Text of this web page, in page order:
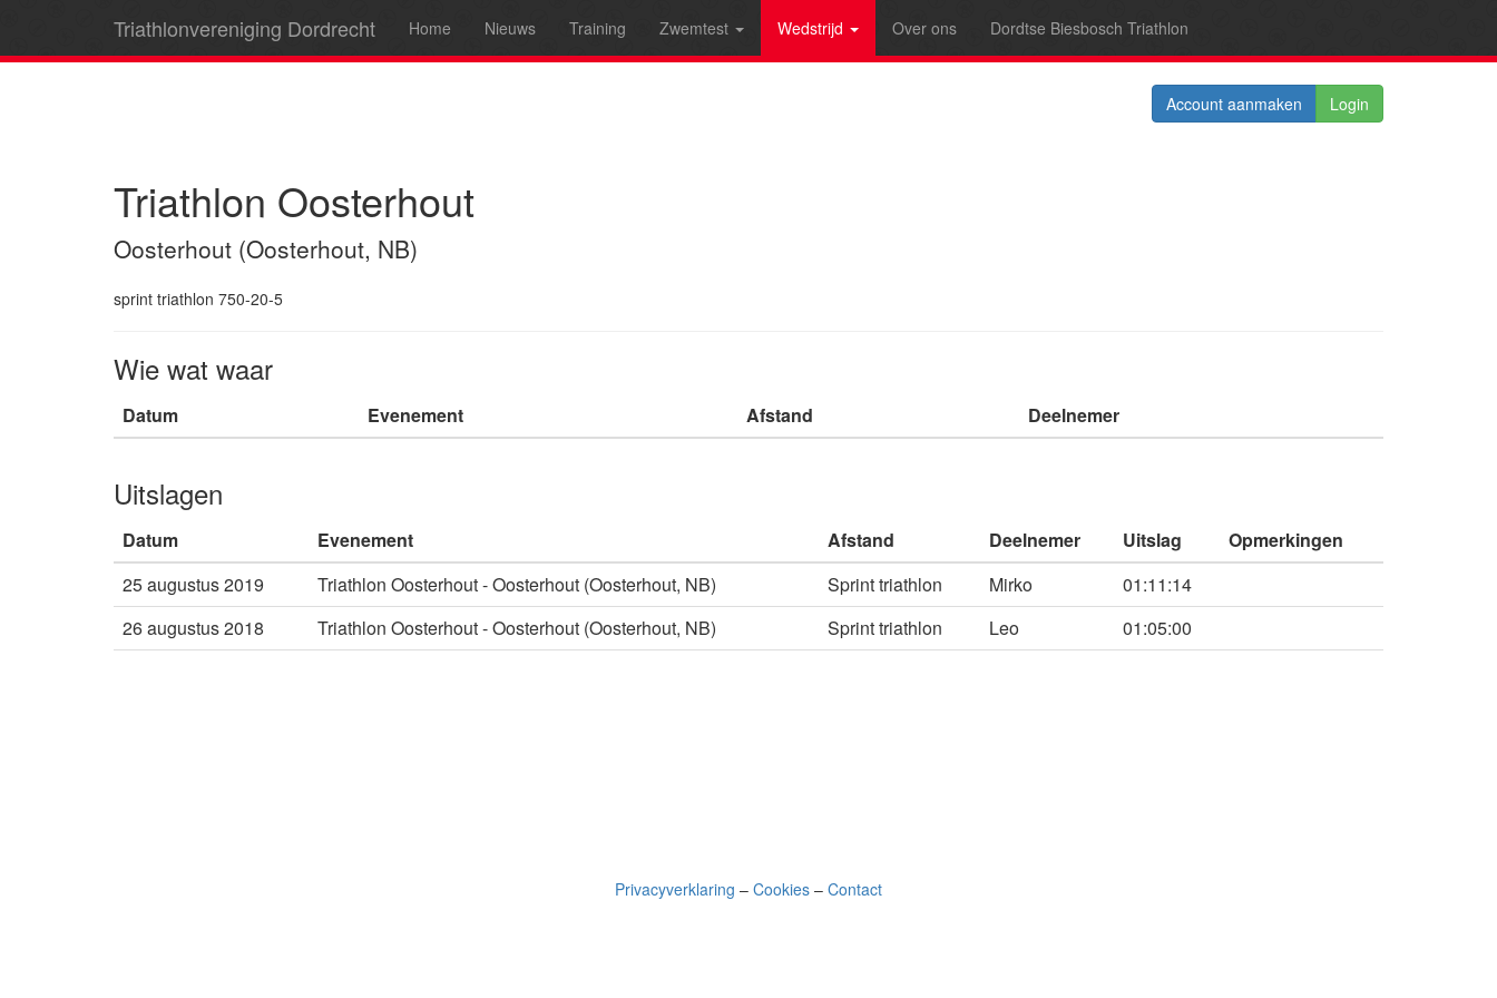
Triathlonvereniging Dordrecht Home Nieuws Training Zwemtest Wedstrijd Over ons Dordtse Biesbosch Triathlon
Account aanmaken Login
Triathlon Oosterhout
Oosterhout (Oosterhout, NB)
sprint triathlon 750-20-5
Wie wat waar
Datum Evenement Afstand Deelnemer
Uitslagen
Datum Evenement Afstand Deelnemer Uitslag
Opmerkingen
25 augustus 2019
Triathlon Oosterhout - Oosterhout (Oosterhout, NB) Sprint triathlon Mirko
01:11:14
26 augustus 2018
Triathlon Oosterhout - Oosterhout (Oosterhout, NB) Sprint triathlon Leo 01:05:00
Privacyverklaring – Cookies – Contact